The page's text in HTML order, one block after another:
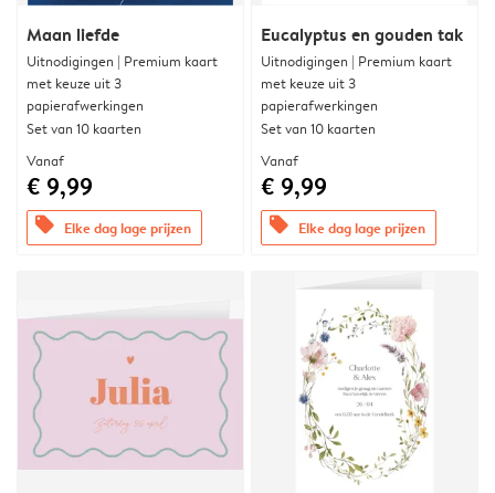
Maan liefde
Uitnodigingen | Premium kaart
met keuze uit 3
papierafwerkingen
Set van 10 kaarten
Vanaf
€ 9,99
offers Elke dag lage prijzen
Eucalyptus en gouden tak
Uitnodigingen | Premium kaart
met keuze uit 3
papierafwerkingen
Set van 10 kaarten
Vanaf
€ 9,99
offers Elke dag lage prijzen